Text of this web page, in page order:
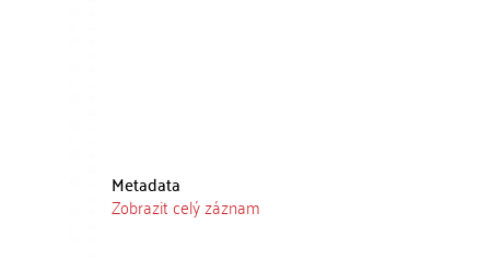
Metadata
Zobrazit celý záznam